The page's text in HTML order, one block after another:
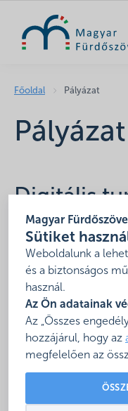
Magyar
Sütiket
Weboldalunk a
és a biztonságos
használ.
Az Ön adatainak
Az „Összes
hozzájárul, hogy az
megfelelően az
Főoldal Pályázat
Pályázat
Digitális
Projektazonosító:
00014
Támogatási összeg:
Támogatás mértéke:
Tervezett befejezési
Konzorciumvezető:
Magyar Turisztikai
Korlátolt Felelősségű